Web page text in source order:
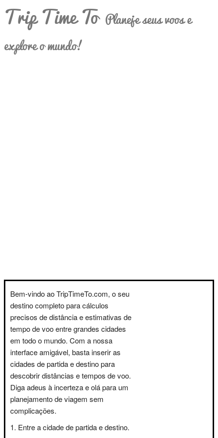
Trip Time To Planeje seus voos e
explore o mundo!
Bem-vindo ao TripTimeTo.com, o seu
destino completo para cálculos
precisos de distância e estimativas de
tempo de voo entre grandes cidades
em todo o mundo. Com a nossa
interface amigável, basta inserir as
cidades de partida e destino para
descobrir distâncias e tempos de voo.
Diga adeus à incerteza e olá para um
planejamento de viagem sem
complicações.
Entre a cidade de partida e destino.